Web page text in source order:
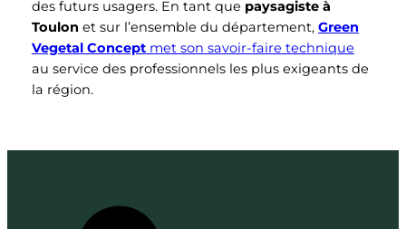
des futurs usagers. En tant que paysagiste à
Toulon et sur l’ensemble du département, Green
Vegetal Conceptmet son savoir-faire technique
au service des professionnels les plus exigeants de
la région.